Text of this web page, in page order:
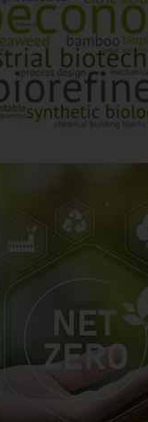
macht
wachsen
zu Molekülen
die
zwingt
im Jahr 2026
Märkte für